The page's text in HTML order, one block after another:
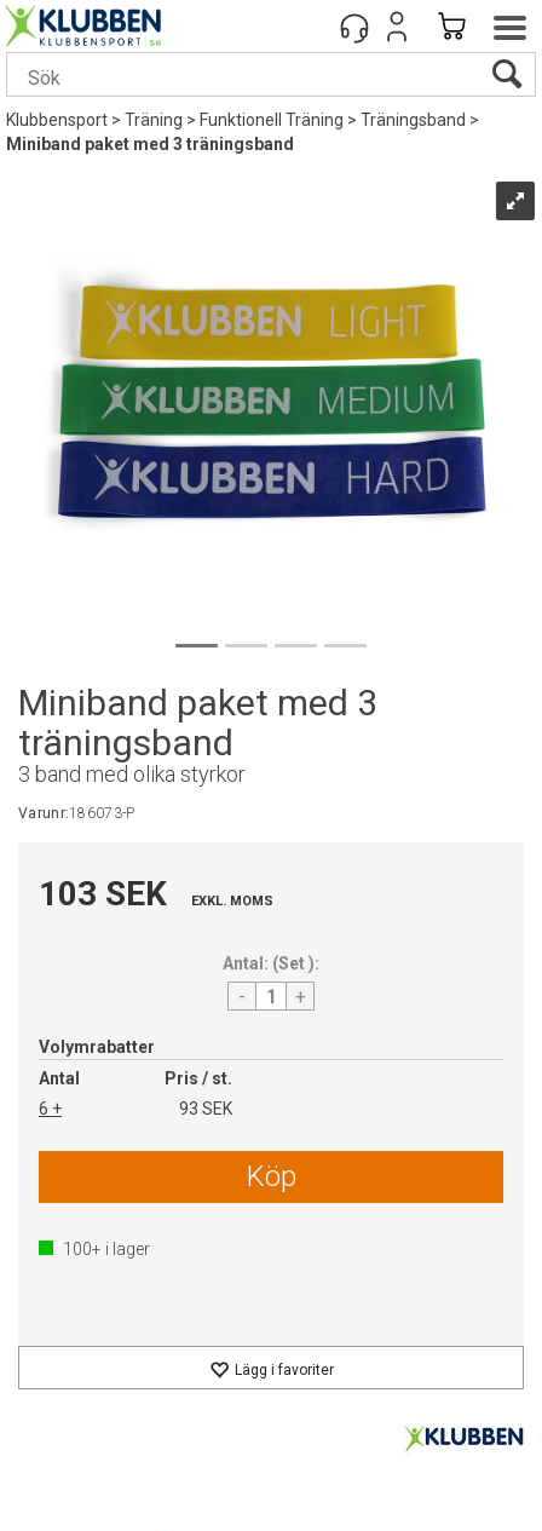
Klubbensport>Träning>Funktionell Träning>Träningsband>
Miniband paket med 3 träningsband
Miniband paket med 3
träningsband
3 band med olika styrkor
Varunr:186073-P
103 SEK EXKL. MOMS
Antal: (Set):
- +
Volymrabatter
Antal
Pris / st.
6 +
93 SEK
Köp
100+ i lager
Lägg i favoriter